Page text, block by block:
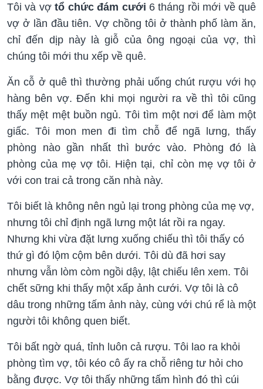
Tôi và vợtổ chức đám cưới 6 tháng rồi mới về quê
vợ ở lần đầu tiên. Vợ chồng tôi ở thành phố làm ăn,
chỉ đến dịp này là giỗ của ông ngoại của vợ, thì
chúng tôi mới thu xếp về quê.
Ăn cỗ ở quê thì thường phải uống chút rượu với họ
hàng bên vợ. Đến khi mọi người ra về thì tôi cũng
thấy mệt mệt buồn ngủ. Tôi tìm một nơi để làm một
giấc. Tôi mon men đi tìm chỗ để ngã lưng, thấy
phòng nào gần nhất thì bước vào. Phòng đó là
phòng của mẹ vợ tôi. Hiện tại, chỉ còn mẹ vợ tôi ở
với con trai cả trong căn nhà này.
Tôi biết là không nên ngủ lại trong phòng của mẹ vợ,
nhưng tôi chỉ định ngã lưng một lát rồi ra ngay.
Nhưng khi vừa đặt lưng xuống chiếu thì tôi thấy có
thứ gì đó lộm cộm bên dưới. Tôi dù đã hơi say
nhưng vẫn lòm còm ngồi dậy, lật chiếu lên xem. Tôi
chết sững khi thấy một xấp ảnh cưới. Vợ tôi là cô
dâu trong những tấm ảnh này, cùng với chú rể là một
người tôi không quen biết.
Tôi bất ngờ quá, tỉnh luôn cả rượu. Tôi lao ra khỏi
phòng tìm vợ, tôi kéo cô ấy ra chỗ riêng tư hỏi cho
bằng được. Vợ tôi thấy những tấm hình đó thì cúi